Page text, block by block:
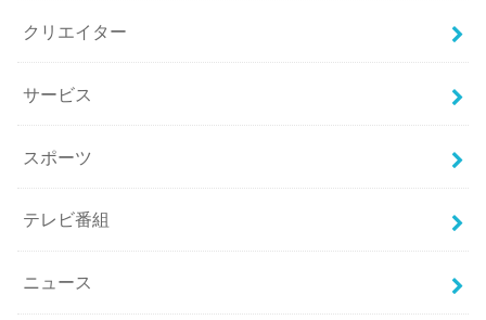
クリエイター
サービス
スポーツ
テレビ番組
ニュース